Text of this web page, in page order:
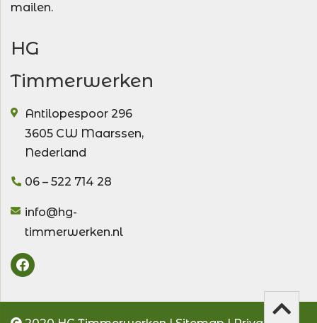
mailen.
HG
Timmerwerken
Antilopespoor 296
3605 CW Maarssen,
Nederland
06 – 522 714 28
info@hg-
timmerwerken.nl